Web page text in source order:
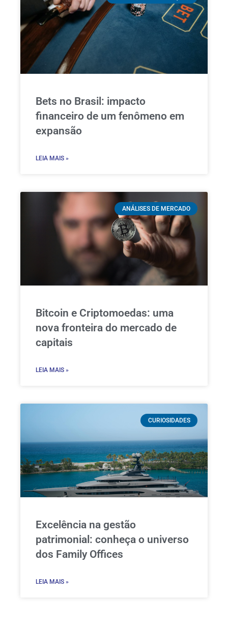
Bets no Brasil: impacto
financeiro de um fenômeno em
expansão
LEIA MAIS »
ANÁLISES DE MERCADO
Bitcoin e Criptomoedas: uma
nova fronteira do mercado de
capitais
LEIA MAIS »
CURIOSIDADES
Excelência na gestão
patrimonial: conheça o universo
dos Family Offices
LEIA MAIS »